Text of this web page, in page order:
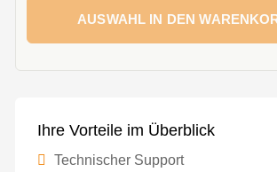
AUSWAHL IN DEN
Ihre Vorteile im Überblick
Technischer Support